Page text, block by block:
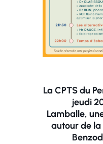
La CPTS du
jeudi
Lamballe,
autour de